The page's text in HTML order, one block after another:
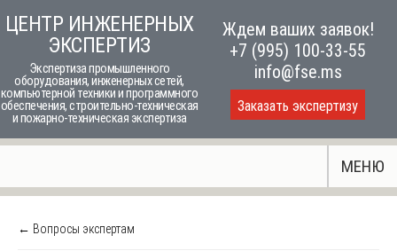
to
content
ЦЕНТР ИНЖЕНЕРНЫХ
ЭКСПЕРТИЗ
Экспертиза промышленного
оборудования, инженерных сетей,
компьютерной техники и программного
обеспечения, строительно-техническая
и пожарно-техническая экспертиза
Ждем ваших заявок!
+7 (995) 100-33-55
info@fse.ms
Заказать экспертизу
МЕНЮ
← Вопросы экспертам